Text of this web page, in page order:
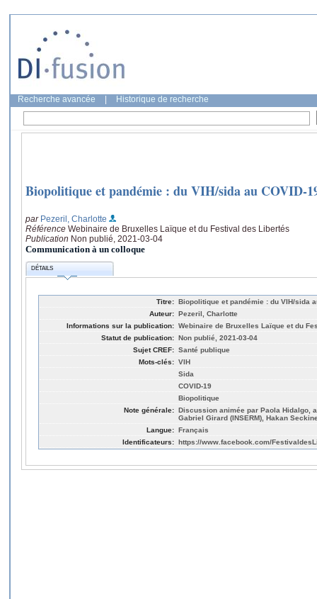
Recherche avancée Historique de recherche
Biopolitique et pandémie : du VIH/sida au COVID-
par Pezeril, Charlotte
Référence Webinaire de Bruxelles Laïque et du Festival des Libertés
Publication Non publié, 2021-03-04
Communication à un colloque
DÉTAILS
Titre: Biopolitique et pandémie : du VIH/sida
Auteur: Pezeril, Charlotte
Informations sur la publication: Webinaire de Bruxelles Laïque et du
Statut de publication: Non publié, 2021-03-04
Sujet CREF: Santé publique
Mots-clés: VIH
Sida
COVID-19
Biopolitique
Note générale: Discussion animée par Paola Hidalgo,
Gabriel Girard (INSERM), Hakan
Langue: Français
Identificateurs: https://www.facebook.com/